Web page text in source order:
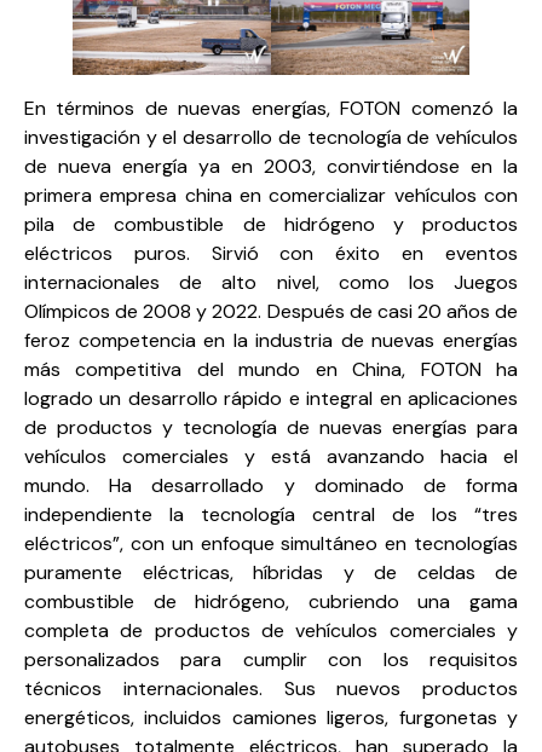
En términos de nuevas energías, FOTON comenzó la
investigación y el desarrollo de tecnología de vehículos
de nueva energía ya en 2003, convirtiéndose en la
primera empresa china en comercializar vehículos con
pila de combustible de hidrógeno y productos
eléctricos puros. Sirvió con éxito en eventos
internacionales de alto nivel, como los Juegos
Olímpicos de 2008 y 2022. Después de casi 20 años de
feroz competencia en la industria de nuevas energías
más competitiva del mundo en China, FOTON ha
logrado un desarrollo rápido e integral en aplicaciones
de productos y tecnología de nuevas energías para
vehículos comerciales y está avanzando hacia el
mundo. Ha desarrollado y dominado de forma
independiente la tecnología central de los “tres
eléctricos”, con un enfoque simultáneo en tecnologías
puramente eléctricas, híbridas y de celdas de
combustible de hidrógeno, cubriendo una gama
completa de productos de vehículos comerciales y
personalizados para cumplir con los requisitos
técnicos internacionales. Sus nuevos productos
energéticos, incluidos camiones ligeros, furgonetas y
autobuses totalmente eléctricos, han superado la